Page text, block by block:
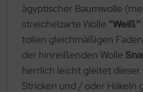
ägyptischer Baumwolle
streichelzarte Wolle
tollen gleichmäßigen
der hinreißenden Wolle
herrlich leicht gleitet dieser
Stricken und / oder Häkeln